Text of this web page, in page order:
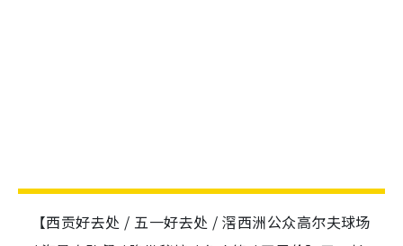
【西贡好去处 / 五一好去处 / 滘西洲公众高尔夫球场